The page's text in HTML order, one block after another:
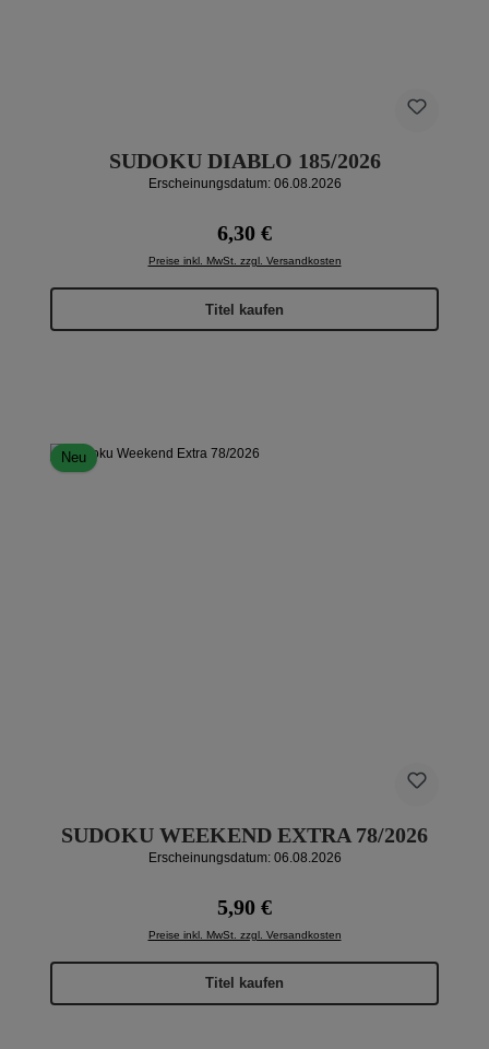
SUDOKU DIABLO 185/2026
Erscheinungsdatum: 06.08.2026
Regulärer Preis:
6,30 €
Preise inkl. MwSt. zzgl. Versandkosten
Titel kaufen
Neu
SUDOKU WEEKEND EXTRA 78/2026
Erscheinungsdatum: 06.08.2026
Regulärer Preis:
5,90 €
Preise inkl. MwSt. zzgl. Versandkosten
Titel kaufen